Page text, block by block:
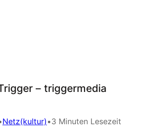
– triggermedia
Netz(kultur) •3 Minuten Lesezeit